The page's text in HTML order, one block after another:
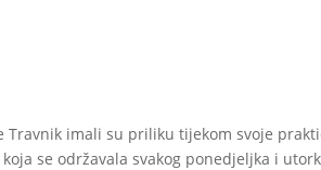
Travnik imali su priliku tijekom svoje
se održavala svakog ponedjeljka i